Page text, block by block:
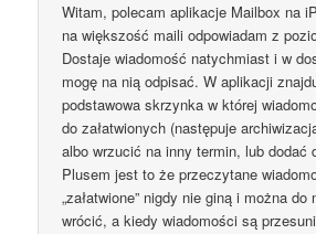
Witam, polecam aplikacje Mailbox na
na większość maili odpowiadam z
Dostaje wiadomość natychmiast i w
mogę na nią odpisać. W aplikacji
podstawowa skrzynka w której
do załatwionych (następuje
albo wrzucić na inny termin, lub dodać
Plusem jest to że przeczytane
„załatwione” nigdy nie giną i można do
wrócić, a kiedy wiadomości są